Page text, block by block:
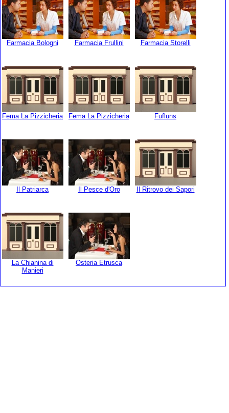
Farmacia Bologni Farmacia Frullini Farmacia Storelli
Fema La Pizzicheria Fema La Pizzicheria Fufluns
Il Patriarca Il Pesce d'Oro Il Ritrovo dei Sapori
La Chianina di
Manieri
Osteria Etrusca